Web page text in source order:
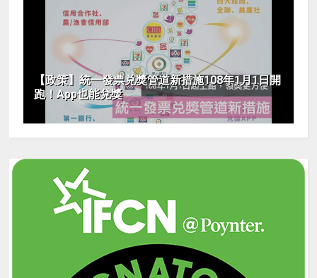
【政策】統一發票兑獎管道新措施108年1月1日開
跑！App也能兌獎